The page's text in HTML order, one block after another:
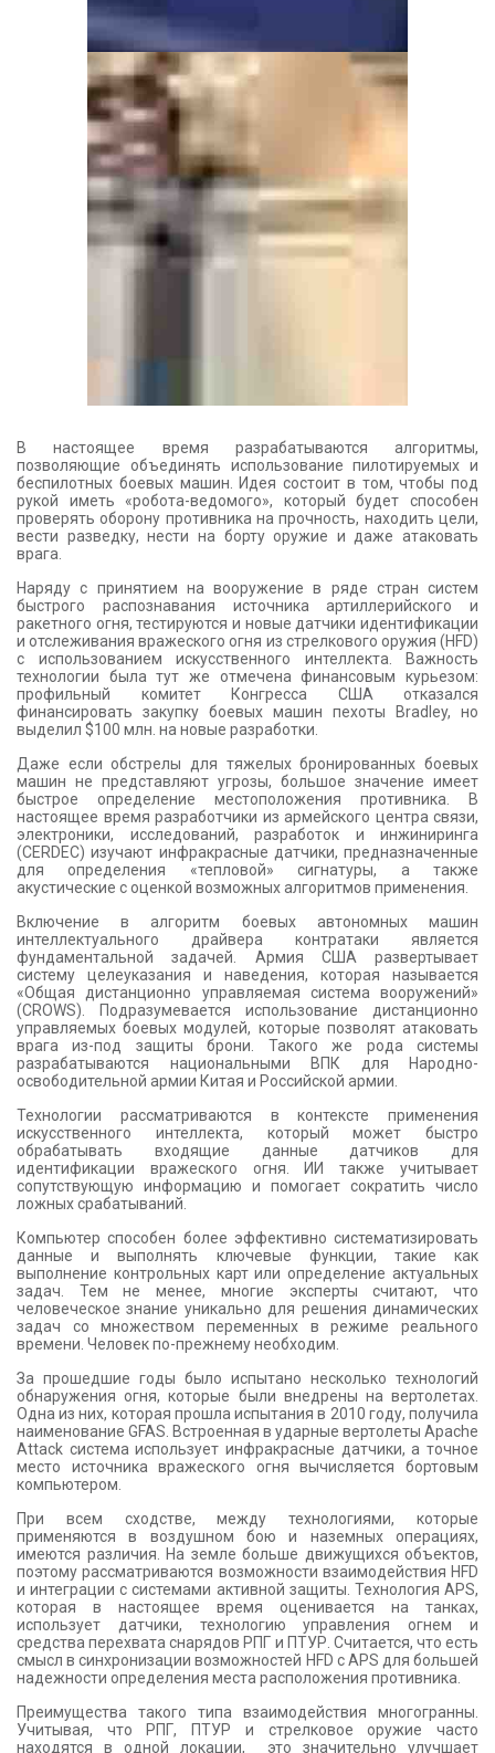
В настоящее время разрабатываются алгоритмы,
позволяющие объединять использование пилотируемых и
беспилотных боевых машин. Идея состоит в том, чтобы под
рукой иметь «робота-ведомого», который будет способен
проверять оборону противника на прочность, находить цели,
вести разведку, нести на борту оружие и даже атаковать
врага.
Наряду с принятием на вооружение в ряде стран систем
быстрого распознавания источника артиллерийского и
ракетного огня, тестируются и новые датчики идентификации
и отслеживания вражеского огня из стрелкового оружия (HFD)
с использованием искусственного интеллекта. Важность
технологии была тут же отмечена финансовым курьезом:
профильный комитет Конгресса США отказался
финансировать закупку боевых машин пехоты Bradley, но
выделил $100 млн. на новые разработки.
Даже если обстрелы для тяжелых бронированных боевых
машин не представляют угрозы, большое значение имеет
быстрое определение местоположения противника. В
настоящее время разработчики из армейского центра связи,
электроники, исследований, разработок и инжиниринга
(CERDEC) изучают инфракрасные датчики, предназначенные
для определения «тепловой» сигнатуры, а также
акустические с оценкой возможных алгоритмов применения.
Включение в алгоритм боевых автономных машин
интеллектуального драйвера контратаки является
фундаментальной задачей. Армия США развертывает
систему целеуказания и наведения, которая называется
«Общая дистанционно управляемая система вооружений»
(CROWS). Подразумевается использование дистанционно
управляемых боевых модулей, которые позволят атаковать
врага из-под защиты брони. Такого же рода системы
разрабатываются национальными ВПК для Народно-
освободительной армии Китая и Российской армии.
Технологии рассматриваются в контексте применения
искусственного интеллекта, который может быстро
обрабатывать входящие данные датчиков для
идентификации вражеского огня. ИИ также учитывает
сопутствующую информацию и помогает сократить число
ложных срабатываний.
Компьютер способен более эффективно систематизировать
данные и выполнять ключевые функции, такие как
выполнение контрольных карт или определение актуальных
задач. Тем не менее, многие эксперты считают, что
человеческое знание уникально для решения динамических
задач со множеством переменных в режиме реального
времени. Человек по-прежнему необходим.
За прошедшие годы было испытано несколько технологий
обнаружения огня, которые были внедрены на вертолетах.
Одна из них, которая прошла испытания в 2010 году, получила
наименование GFAS. Встроенная в ударные вертолеты Apache
Attack система использует инфракрасные датчики, а точное
место источника вражеского огня вычисляется бортовым
компьютером.
При всем сходстве, между технологиями, которые
применяются в воздушном бою и наземных операциях,
имеются различия. На земле больше движущихся объектов,
поэтому рассматриваются возможности взаимодействия HFD
и интеграции с системами активной защиты. Технология APS,
которая в настоящее время оценивается на танках,
использует датчики, технологию управления огнем и
средства перехвата снарядов РПГ и ПТУР. Считается, что есть
смысл в синхронизации возможностей HFD с APS для большей
надежности определения места расположения противника.
Преимущества такого типа взаимодействия многогранны.
Учитывая, что РПГ, ПТУР и стрелковое оружие часто
находятся в одной локации, это значительно улучшает